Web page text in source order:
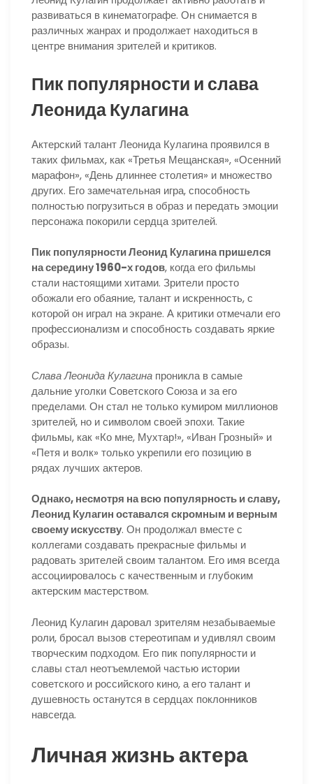
развиваться в кинематографе. Он снимается в
различных жанрах и продолжает находиться в
центре внимания зрителей и критиков.
Пик популярности и слава
Леонида Кулагина
Актерский талант Леонида Кулагина проявился в
таких фильмах, как «Третья Мещанская», «Осенний
марафон», «День длиннее столетия» и множество
других. Его замечательная игра, способность
полностью погрузиться в образ и передать эмоции
персонажа покорили сердца зрителей.
Пик популярности Леонид Кулагина пришелся
на середину 1960-х годов, когда его фильмы
стали настоящими хитами. Зрители просто
обожали его обаяние, талант и искренность, с
которой он играл на экране. А критики отмечали его
профессионализм и способность создавать яркие
образы.
Слава Леонида Кулагина проникла в самые
дальние уголки Советского Союза и за его
пределами. Он стал не только кумиром миллионов
зрителей, но и символом своей эпохи. Такие
фильмы, как «Ко мне, Мухтар!», «Иван Грозный» и
«Петя и волк» только укрепили его позицию в
рядах лучших актеров.
Однако, несмотря на всю популярность и славу,
Леонид Кулагин оставался скромным и верным
своему искусству. Он продолжал вместе с
коллегами создавать прекрасные фильмы и
радовать зрителей своим талантом. Его имя всегда
ассоциировалось с качественным и глубоким
актерским мастерством.
Леонид Кулагин даровал зрителям незабываемые
роли, бросал вызов стереотипам и удивлял своим
творческим подходом. Его пик популярности и
славы стал неотъемлемой частью истории
советского и российского кино, а его талант и
душевность останутся в сердцах поклонников
навсегда.
Личная жизнь актера